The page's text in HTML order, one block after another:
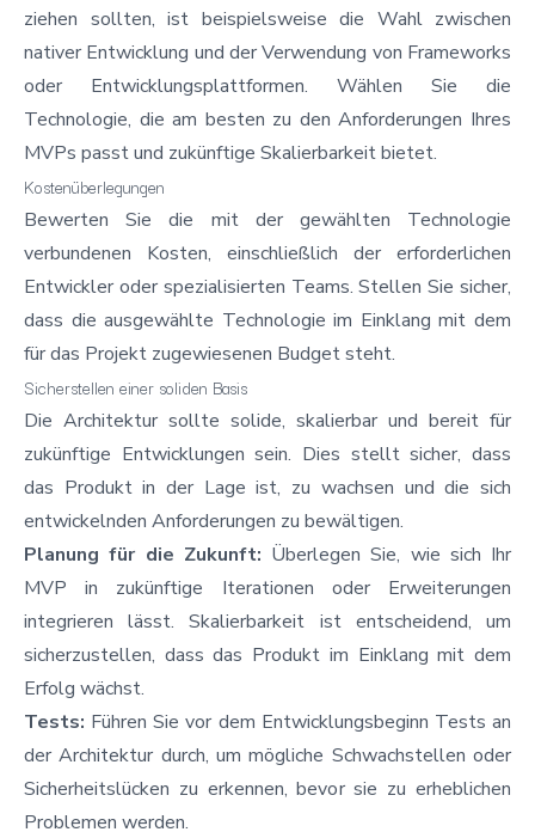
ziehen sollten, ist beispielsweise die Wahl zwischen
nativer Entwicklung und der Verwendung von Frameworks
oder Entwicklungsplattformen. Wählen Sie die
Technologie, die am besten zu den Anforderungen Ihres
MVPs passt und zukünftige Skalierbarkeit bietet.
Kostenüberlegungen
Bewerten Sie die mit der gewählten Technologie
verbundenen Kosten, einschließlich der erforderlichen
Entwickler oder spezialisierten Teams. Stellen Sie sicher,
dass die ausgewählte Technologie im Einklang mit dem
für das Projekt zugewiesenen Budget steht.
Sicherstellen einer soliden Basis
Die Architektur sollte solide, skalierbar und bereit für
zukünftige Entwicklungen sein. Dies stellt sicher, dass
das Produkt in der Lage ist, zu wachsen und die sich
entwickelnden Anforderungen zu bewältigen.
Planung für die Zukunft: Überlegen Sie, wie sich Ihr
MVP in zukünftige Iterationen oder Erweiterungen
integrieren lässt. Skalierbarkeit ist entscheidend, um
sicherzustellen, dass das Produkt im Einklang mit dem
Erfolg wächst.
Tests: Führen Sie vor dem Entwicklungsbeginn Tests an
der Architektur durch, um mögliche Schwachstellen oder
Sicherheitslücken zu erkennen, bevor sie zu erheblichen
Problemen werden.